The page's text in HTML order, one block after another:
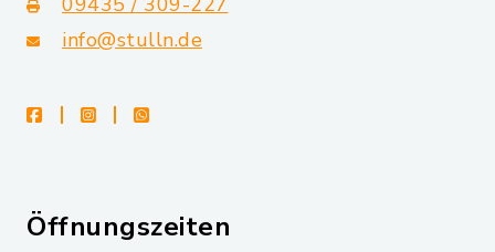
info@stulln.de
facebookinstagramwhatsapp
Öffnungszeiten